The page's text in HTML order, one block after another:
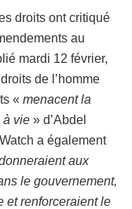
droits ont critiqué
au
mardi 12 février,
de l’homme
« menacent la
à vie » d’Abdel
a également
aux
le gouvernement,
et renforceraient le